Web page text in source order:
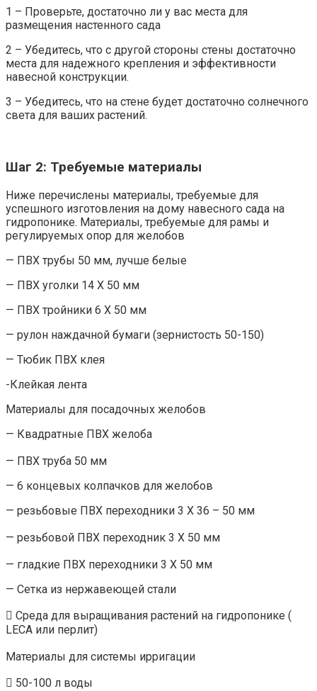
1 – Проверьте, достаточно ли у вас места для
размещения настенного сада
2 – Убедитесь, что с другой стороны стены достаточно
места для надежного крепления и эффективности
навесной конструкции.
3 – Убедитесь, что на стене будет достаточно солнечного
света для ваших растений.
Шаг 2: Требуемые материалы
Ниже перечислены материалы, требуемые для
успешного изготовления на дому навесного сада на
гидропонике. Материалы, требуемые для рамы и
регулируемых опор для желобов
— ПВХ трубы 50 мм, лучше белые
— ПВХ уголки 14 X 50 мм
— ПВХ тройники 6 X 50 мм
— рулон наждачной бумаги (зернистость 50-150)
— Тюбик ПВХ клея
-Клейкая лента
Материалы для посадочных желобов
— Квадратные ПВХ желоба
— ПВХ труба 50 мм
— 6 концевых колпачков для желобов
— резьбовые ПВХ переходники 3 X 36 – 50 мм
— резьбовой ПВХ переходник 3 X 50 мм
— гладкие ПВХ переходники 3 X 50 мм
— Сетка из нержавеющей стали
 Среда для выращивания растений на гидропонике (
LECA или перлит)
Материалы для системы ирригации
 50-100 л воды